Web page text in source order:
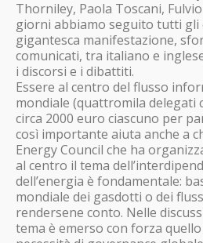
Thorniley, Paola Toscani,
giorni abbiamo seguito tutti gli
gigantesca manifestazione,
comunicati, tra italiano e
i discorsi e i dibattiti.
Essere al centro del flusso
mondiale (quattromila delegati
circa 2000 euro ciascuno per
così importante aiuta anche a
Energy Council che ha
al centro il tema
dell’energia è fondamentale:
mondiale dei gasdotti o dei
rendersene conto. Nelle
tema è emerso con forza